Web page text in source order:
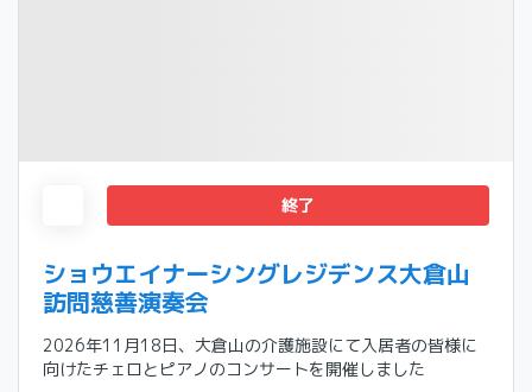
ショウエイナーシングレジデンス大倉山
訪問慈善演奏会
終了
2026年11月18日、大倉山の介護施設にて入居者の皆様に
向けたチェロとピアノのコンサートを開催しました